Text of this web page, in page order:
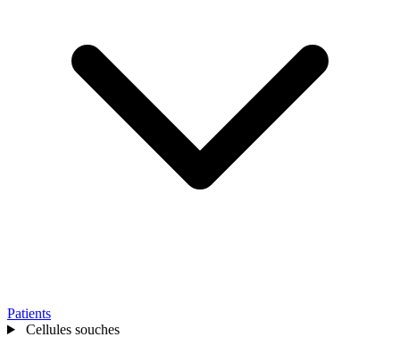
Patients
Cellules souches